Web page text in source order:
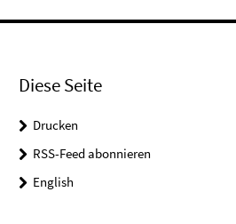
Diese Seite
Drucken
RSS-Feed abonnieren
English